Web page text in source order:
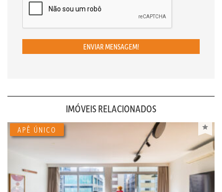
ENVIAR MENSAGEM!
IMÓVEIS RELACIONADOS